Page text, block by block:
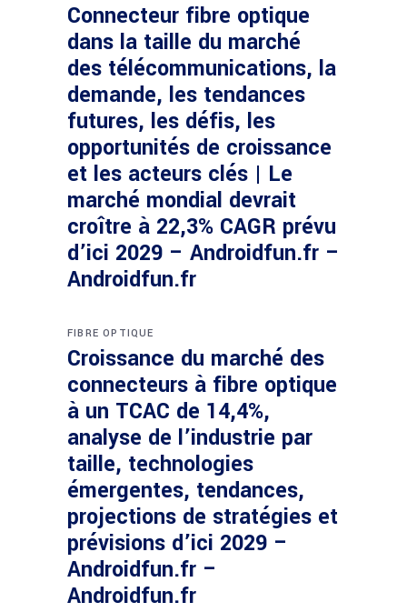
Connecteur fibre optique
dans la taille du marché
des télécommunications, la
demande, les tendances
futures, les défis, les
opportunités de croissance
et les acteurs clés | Le
marché mondial devrait
croître à 22,3% CAGR prévu
d’ici 2029 – Androidfun.fr –
Androidfun.fr
FIBRE OPTIQUE
Croissance du marché des
connecteurs à fibre optique
à un TCAC de 14,4%,
analyse de l’industrie par
taille, technologies
émergentes, tendances,
projections de stratégies et
prévisions d’ici 2029 –
Androidfun.fr –
Androidfun.fr